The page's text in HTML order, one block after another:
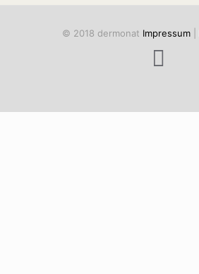
© 2018 dermonat Impressum|